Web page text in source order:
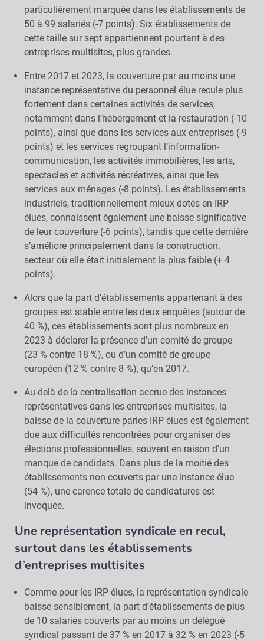
particulièrement marquée dans les établissements de
50 à 99 salariés (-7 points). Six établissements de
cette taille sur sept appartiennent pourtant à des
entreprises multisites, plus grandes.
Entre 2017 et 2023, la couverture par au moins une
instance représentative du personnel élue recule plus
fortement dans certaines activités de services,
notamment dans l’hébergement et la restauration (-10
points), ainsi que dans les services aux entreprises (-9
points) et les services regroupant l’information-
communication, les activités immobilières, les arts,
spectacles et activités récréatives, ainsi que les
services aux ménages (-8 points). Les établissements
industriels, traditionnellement mieux dotés en IRP
élues, connaissent également une baisse significative
de leur couverture (-6 points), tandis que cette dernière
s’améliore principalement dans la construction,
secteur où elle était initialement la plus faible (+ 4
points).
Alors que la part d’établissements appartenant à des
groupes est stable entre les deux enquêtes (autour de
40 %), ces établissements sont plus nombreux en
2023 à déclarer la présence d’un comité de groupe
(23 % contre 18 %), ou d’un comité de groupe
européen (12 % contre 8 %), qu’en 2017.
Au-delà de la centralisation accrue des instances
représentatives dans les entreprises multisites, la
baisse de la couverture parles IRP élues est également
due aux difficultés rencontrées pour organiser des
élections professionnelles, souvent en raison d’un
manque de candidats. Dans plus de la moitié des
établissements non couverts par une instance élue
(54 %), une carence totale de candidatures est
invoquée.
Une représentation syndicale en recul,
surtout dans les établissements
d’entreprises multisites
Comme pour les IRP élues, la représentation syndicale
baisse sensiblement, la part d’établissements de plus
de 10 salariés couverts par au moins un délégué
syndical passant de 37 % en 2017 à 32 % en 2023 (-5